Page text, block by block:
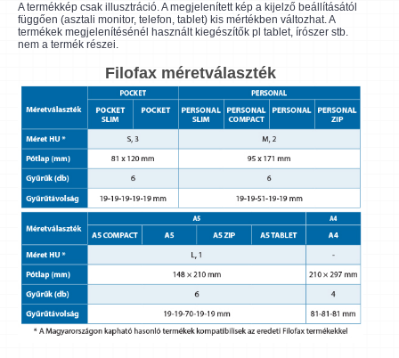
A termékkép csak illusztráció. A megjelenített kép a kijelző beállításától
függően (asztali monitor, telefon, tablet) kis mértékben változhat. A
termékek megjelenítésénél használt kiegészítők pl tablet, írószer stb.
nem a termék részei.
Filofax méretválaszték